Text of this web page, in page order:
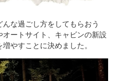
な過ごし方をしてもらおう
ートサイト、キャビンの新設
やすことに決めました。